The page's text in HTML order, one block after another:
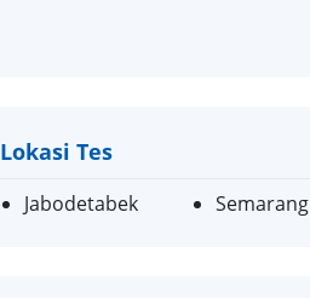
Lokasi Tes
Jabodetabek Semarang